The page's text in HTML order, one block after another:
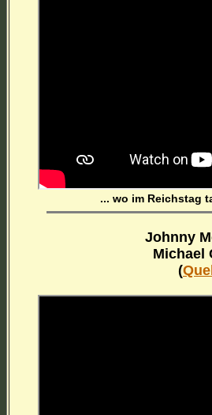
... wo im Reichstag
Johnny
Michael
(